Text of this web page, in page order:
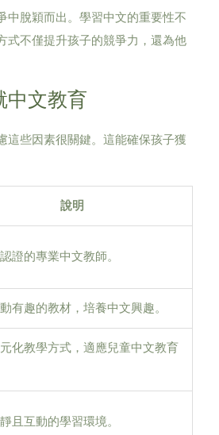
中脫穎而出。學習中文的重要性不
式不僅提升孩子的競爭力，還為他
中文教育
這些因素很關鍵。這能確保孩子獲
說明
證的專業中文教師。
有趣的教材，培養中文興趣。
化教學方式，適應兒童中文教育
且互動的學習環境。